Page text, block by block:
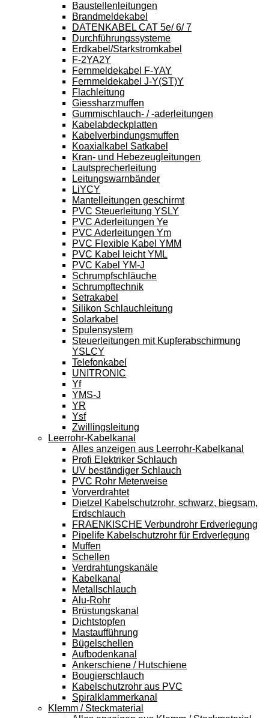
Baustellenleitungen
Brandmeldekabel
DATENKABEL CAT 5e/ 6/ 7
Durchführungssysteme
Erdkabel/Starkstromkabel
F-2YA2Y
Fernmeldekabel F-YAY
Fernmeldekabel J-Y(ST)Y
Flachleitung
Giessharzmuffen
Gummischlauch- / -aderleitungen
Kabelabdeckplatten
Kabelverbindungsmuffen
Koaxialkabel Satkabel
Kran- und Hebezeugleitungen
Lautsprecherleitung
Leitungswarnbänder
LiYCY
Mantelleitungen geschirmt
PVC Steuerleitung YSLY
PVC Aderleitungen Ye
PVC Aderleitungen Ym
PVC Flexible Kabel YMM
PVC Kabel leicht YML
PVC Kabel YM-J
Schrumpfschläuche
Schrumpftechnik
Setrakabel
Silikon Schlauchleitung
Solarkabel
Spulensystem
Steuerleitungen mit Kupferabschirmung
YSLCY
Telefonkabel
UNITRONIC
Yf
YMS-J
YR
Ysf
Zwillingsleitung
Leerrohr-Kabelkanal
Alles anzeigen aus Leerrohr-Kabelkanal
Profi Elektriker Schlauch
UV beständiger Schlauch
PVC Rohr Meterweise
Vorverdrahtet
Dietzel Kabelschutzrohr, schwarz, biegsam,
Erdschlauch
FRAENKISCHE Verbundrohr Erdverlegung
Pipelife Kabelschutzrohr für Erdverlegung
Muffen
Schellen
Verdrahtungskanäle
Kabelkanal
Metallschlauch
Alu-Rohr
Brüstungskanal
Dichtstopfen
Mastaufführung
Bügelschellen
Aufbodenkanal
Ankerschiene / Hutschiene
Bougierschlauch
Kabelschutzrohr aus PVC
Spiralklammerkanal
Klemm / Steckmaterial